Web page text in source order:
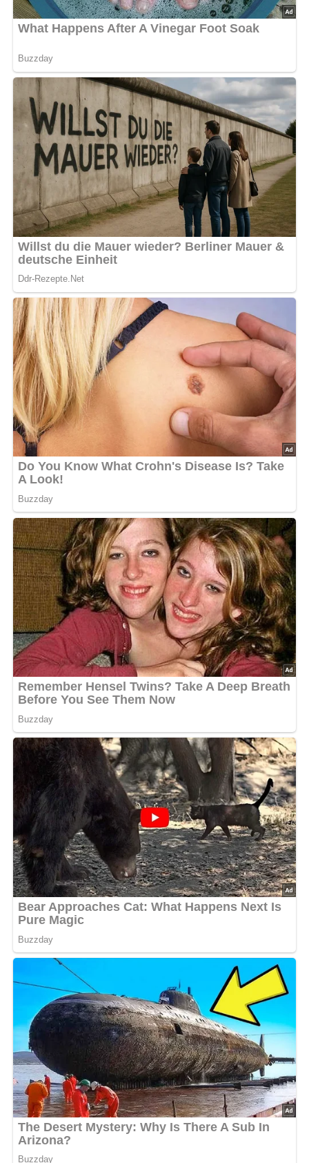
Portionen
Zutaten
1000 g Kartoffeln
160 g ungarische Salami
200 g Zwiebeln
300 g Paprika (bunt gemischt)
1 Knoblauchzehe
1 Dose Kidney-Bohnen
250 ml warme Fleischbrühe
1 Esslöffel Essig
Salz
Pfeffer
Paprikapulver
Abonniere jetzt unseren Newsletter!
Kein Spam, kein Bullshit, keine Weitergabe deiner Mailadresse an Dritte!
Zubereitung
Kartoffeln in Salzwasser kochen, etwas abkühlen
lassen und nach dem Schälen in Scheiben schneiden.
Salami, Zwiebeln und Paprika in dünne Streifen
schneiden. Bohnen abtropfen lassen.
In einer beschichteten Pfanne die Salami bei mittlerer
Hitze anbraten, bis das Fett ausläuft. Dann die Salami
herausnehmen.
Im verbleibenden Fett die Zwiebeln, Paprika und
Knoblauch anbraten, bis sie weich sind.
Die gebratenen Zutaten zusammen mit den
Kartoffelscheiben in eine Schüssel geben und alles
vermischen.
Für das Dressing: Paprikapulver, Knoblauch, Pfeffer,
Salz und Essig mit der warmen Fleischbrühe gut